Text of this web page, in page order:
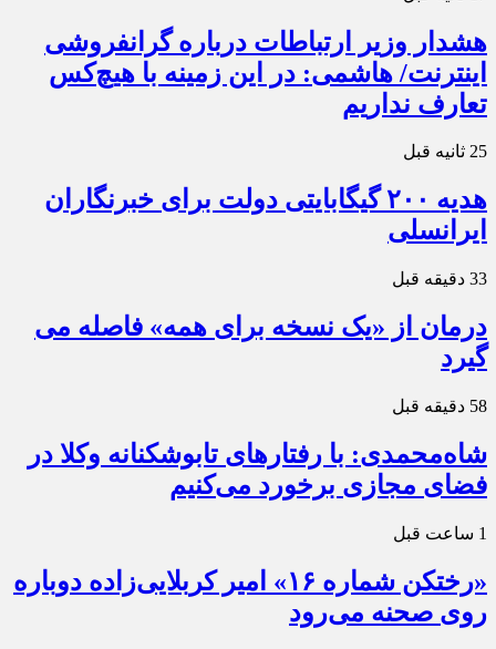
هشدار وزیر ارتباطات درباره گرانفروشی
اینترنت/ هاشمی: در این زمینه با هیچ‌کس
تعارف نداریم
25 ثانیه قبل
هدیه ۲۰۰ گیگابایتی دولت برای خبرنگاران
ایرانسلی
33 دقیقه قبل
درمان از «یک نسخه برای همه» فاصله می
گیرد
58 دقیقه قبل
شاه‌محمدی: با رفتارهای تابوشکنانه وکلا در
فضای مجازی برخورد می‌کنیم
1 ساعت قبل
«رختکن شماره ۱۶» امیر کربلایی‌زاده دوباره
روی صحنه می‌رود